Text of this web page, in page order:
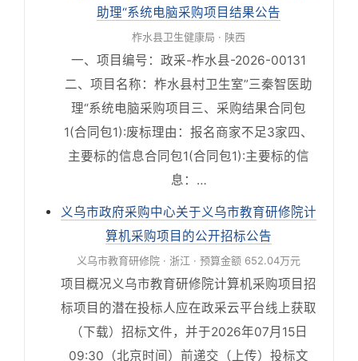
助理“系统电脑采购项目结果公告
柞水县卫生健康局 · 陕西
一、项目编号：政采-柞水县-2026-00131
二、项目名称：柞水县村卫生室”三秦智医助
理“系统电脑采购项目三、采购结果合同包
1(合同包1):废标理由：报名商家不足3家四、
主要标的信息合同包1(合同包1):主要标的信
息：…
义乌市政府采购中心关于义乌市教育研修院计
算机采购项目的公开招标公告
义乌市教育研修院 · 浙江 · 预算金额 652.04万元
项目概况义乌市教育研修院计算机采购项目招
标项目的潜在投标人应在政采云平台线上获取
（下载）招标文件，并于2026年07月15日
09:30（北京时间）前递交（上传）投标文